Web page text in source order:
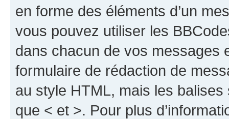
en forme des éléments d’un
vous pouvez utiliser les
dans chacun de vos messages
formulaire de rédaction de
au style HTML, mais les
que < et >. Pour plus